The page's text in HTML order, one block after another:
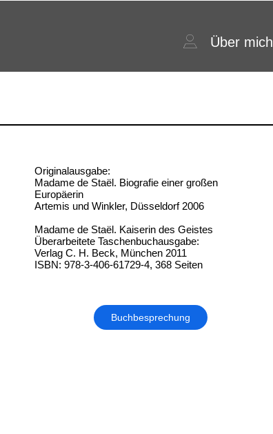
Über mich
Originalausgabe:
Madame de Staël. Biografie einer großen
Europäerin
Artemis und Winkler, Düsseldorf 2006
Madame de Staël. Kaiserin des Geistes
Überarbeitete Taschenbuchausgabe:
Verlag C. H. Beck, München 2011
ISBN: 978-3-406-61729-4, 368 Seiten
Buchbesprechung